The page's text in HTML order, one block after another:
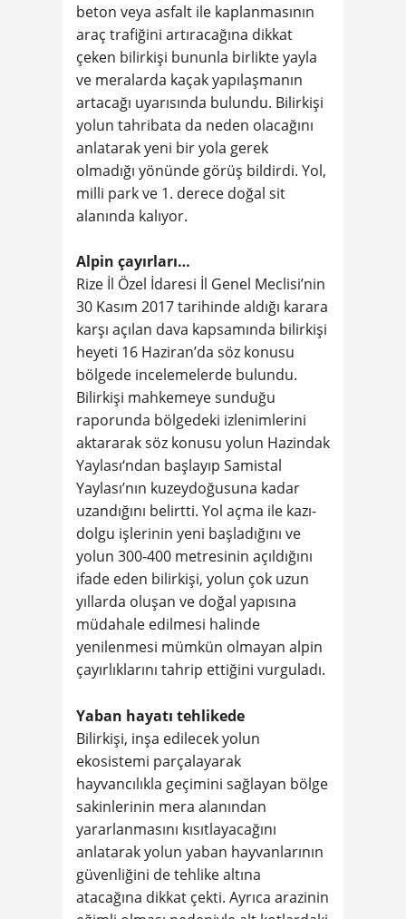
beton veya asfalt ile kaplanmasının
araç trafiğini artıracağına dikkat
çeken bilirkişi bununla birlikte yayla
ve meralarda kaçak yapılaşmanın
artacağı uyarısında bulundu. Bilirkişi
yolun tahribata da neden olacağını
anlatarak yeni bir yola gerek
olmadığı yönünde görüş bildirdi. Yol,
milli park ve 1. derece doğal sit
alanında kalıyor.
Alpin çayırları…
Rize İl Özel İdaresi İl Genel Meclisi’nin
30 Kasım 2017 tarihinde aldığı karara
karşı açılan dava kapsamında bilirkişi
heyeti 16 Haziran’da söz konusu
bölgede incelemelerde bulundu.
Bilirkişi mahkemeye sunduğu
raporunda bölgedeki izlenimlerini
aktararak söz konusu yolun Hazindak
Yaylası‘ndan başlayıp Samistal
Yaylası’nın kuzeydoğusuna kadar
uzandığını belirtti. Yol açma ile kazı-
dolgu işlerinin yeni başladığını ve
yolun 300-400 metresinin açıldığını
ifade eden bilirkişi, yolun çok uzun
yıllarda oluşan ve doğal yapısına
müdahale edilmesi halinde
yenilenmesi mümkün olmayan alpin
çayırlıklarını tahrip ettiğini vurguladı.
Yaban hayatı tehlikede
Bilirkişi, inşa edilecek yolun
ekosistemi parçalayarak
hayvancılıkla geçimini sağlayan bölge
sakinlerinin mera alanından
yararlanmasını kısıtlayacağını
anlatarak yolun yaban hayvanlarının
güvenliğini de tehlike altına
atacağına dikkat çekti. Ayrıca arazinin